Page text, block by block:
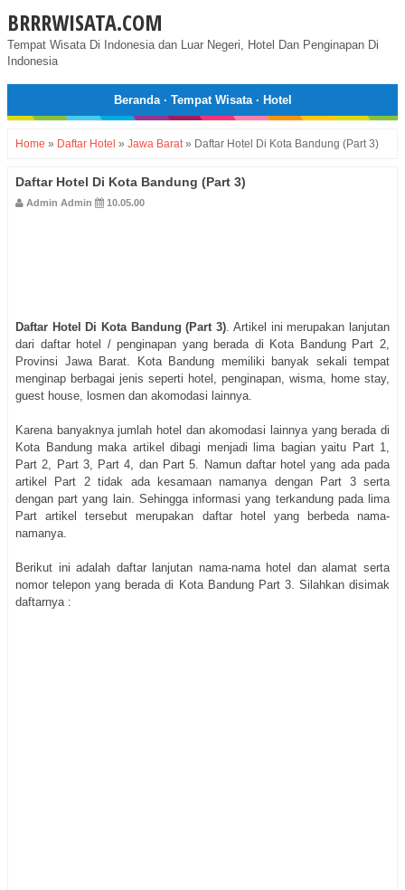
BRRRWISATA.COM
Tempat Wisata Di Indonesia dan Luar Negeri, Hotel Dan Penginapan Di
Indonesia
Beranda· Tempat Wisata· Hotel
Home » Daftar Hotel » Jawa Barat» Daftar Hotel Di Kota Bandung (Part 3)
Daftar Hotel Di Kota Bandung (Part 3)
Admin Admin 10.05.00
Daftar Hotel Di Kota Bandung (Part 3). Artikel ini merupakan lanjutan
dari daftar hotel / penginapan yang berada di Kota Bandung Part 2,
Provinsi Jawa Barat. Kota Bandung memiliki banyak sekali tempat
menginap berbagai jenis seperti hotel, penginapan, wisma, home stay,
guest house, losmen dan akomodasi lainnya.
Karena banyaknya jumlah hotel dan akomodasi lainnya yang berada di
Kota Bandung maka artikel dibagi menjadi lima bagian yaitu Part 1,
Part 2, Part 3, Part 4, dan Part 5. Namun daftar hotel yang ada pada
artikel Part 2 tidak ada kesamaan namanya dengan Part 3 serta
dengan part yang lain. Sehingga informasi yang terkandung pada lima
Part artikel tersebut merupakan daftar hotel yang berbeda nama-
namanya.
Berikut ini adalah daftar lanjutan nama-nama hotel dan alamat serta
nomor telepon yang berada di Kota Bandung Part 3. Silahkan disimak
daftarnya :